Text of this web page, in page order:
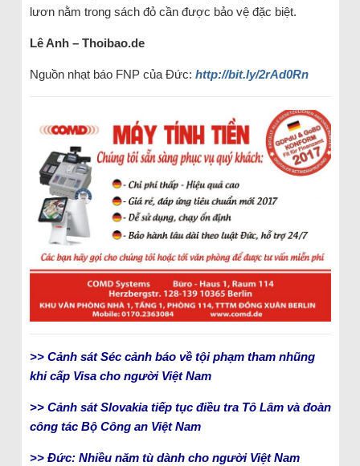
lươn nằm trong sách đỏ cần được bảo vệ đặc biệt.
Lê Anh – Thoibao.de
Nguồn nhạt báo FNP của Đức: http://bit.ly/2rAd0Rn
>> Cảnh sát Séc cảnh báo về tội phạm tham nhũng
khi cấp Visa cho người Việt Nam
>> Cảnh sát Slovakia tiếp tục điều tra Tô Lâm và đoàn
công tác Bộ Công an Việt Nam
>> Đức: Nhiều năm tù dành cho người Việt Nam